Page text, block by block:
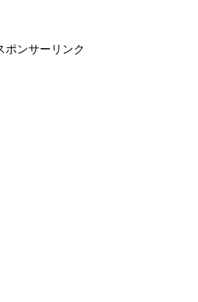
ポンサーリンク